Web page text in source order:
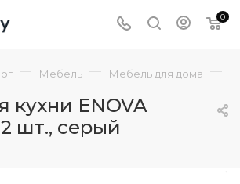
0
— Мебель — Мебель для дома —
кухни ENOVA
шт., серый